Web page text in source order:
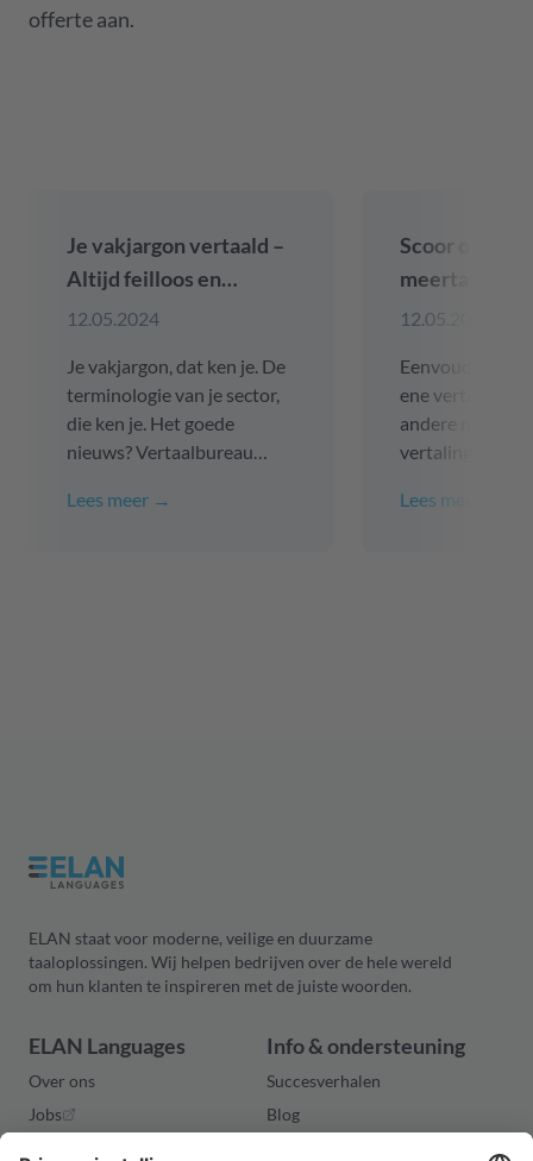
offerte aan.
Je vakjargon vertaald –
Altijd feilloos en
consequent
12.05.2024
Je vakjargon, dat ken je. De
terminologie van je sector,
die ken je. Het goede
nieuws? Vertaalbureau
ook. Of het nu gaat om een
Lees meer →
Scoor online
meertalige
(met gratis
12.05.2024
Eenvoudig of
ene
andere niet.
vertaling van je
regelmatige
Lees meer →
ELAN staat voor moderne, veilige en duurzame
taaloplossingen. Wij helpen bedrijven over de hele wereld
om hun klanten te inspireren met de juiste woorden.
ELAN Languages
Over ons
Jobs
Info & ondersteuning
Succesverhalen
Blog